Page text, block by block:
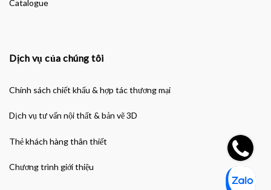
Catalogue
Dịch vụ của chúng tôi
Chính sách chiết khấu & hợp tác thương mại
Dịch vụ tư vấn nội thất & bản vẽ 3D
Thẻ khách hàng thân thiết
Chương trình giới thiệu